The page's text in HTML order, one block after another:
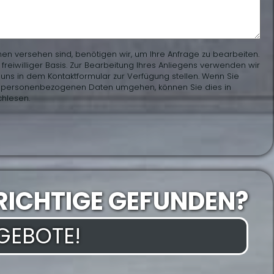
versehen sind, benötigen wir, um Ihre Anfrage zu bearbeiten.
Basis. Zur Bearbeitung Ihres Anliegens verwenden wir
in dem Kontaktformular zur Verfügung stellen. Wenn Sie
Daten umgehen, können Sie dies in
GEFUNDEN?